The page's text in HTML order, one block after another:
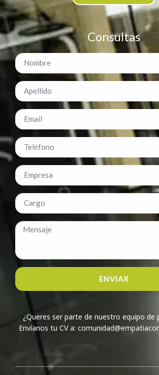
Consultas
ENVIAR
¿Queres ser parte de nuestro equipo de
Envíanos tu CV a: